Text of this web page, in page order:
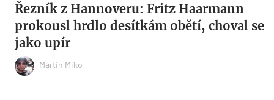
Řezník z Hannoveru: Fritz Haarmann
prokousl hrdlo desítkám obětí, choval se
jako upír
Martin Miko